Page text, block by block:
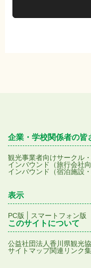
企業・学校関係者の皆
観光事業者向けサークル
インバウンド（旅行会社向
インバウンド（宿泊施設・
表示
PC版 スマートフォン版
このサイトについて
公益社団法人香川県観光
サイトマップ関連リンク集